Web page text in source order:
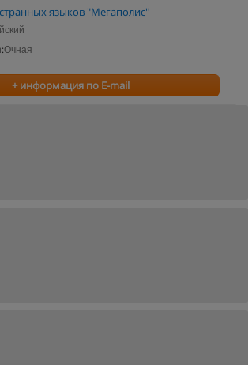
языков "Мегаполис"
Очная
+ информация по E-mail